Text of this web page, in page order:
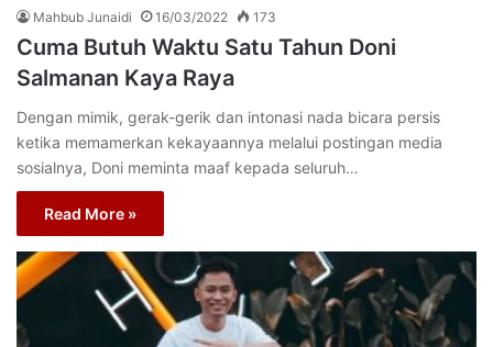
Mahbub Junaidi 16/03/2022 173
Cuma Butuh Waktu Satu Tahun Doni
Salmanan Kaya Raya
Dengan mimik, gerak-gerik dan intonasi nada bicara persis
ketika memamerkan kekayaannya melalui postingan media
sosialnya, Doni meminta maaf kepada seluruh…
Read More »